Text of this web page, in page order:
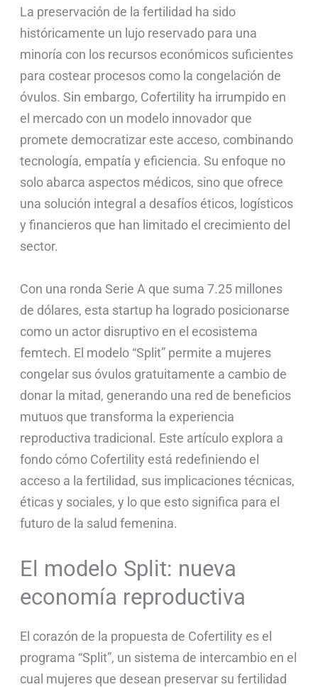
La preservación de la fertilidad ha sido
históricamente un lujo reservado para una
minoría con los recursos económicos suficientes
para costear procesos como la congelación de
óvulos. Sin embargo, Cofertility ha irrumpido en
el mercado con un modelo innovador que
promete democratizar este acceso, combinando
tecnología, empatía y eficiencia. Su enfoque no
solo abarca aspectos médicos, sino que ofrece
una solución integral a desafíos éticos, logísticos
y financieros que han limitado el crecimiento del
sector.
Con una ronda Serie A que suma 7.25 millones
de dólares, esta startup ha logrado posicionarse
como un actor disruptivo en el ecosistema
femtech. El modelo “Split” permite a mujeres
congelar sus óvulos gratuitamente a cambio de
donar la mitad, generando una red de beneficios
mutuos que transforma la experiencia
reproductiva tradicional. Este artículo explora a
fondo cómo Cofertility está redefiniendo el
acceso a la fertilidad, sus implicaciones técnicas,
éticas y sociales, y lo que esto significa para el
futuro de la salud femenina.
El modelo Split: nueva
economía reproductiva
El corazón de la propuesta de Cofertility es el
programa “Split”, un sistema de intercambio en el
cual mujeres que desean preservar su fertilidad